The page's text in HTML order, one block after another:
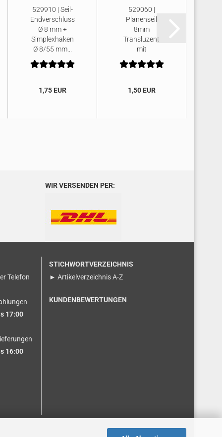
529910 | Seil-
Endverschluss
Ø 8 mm +
Simplexhaken
Ø 8/55 mm...
1,75 EUR
529060 |
Planenseil
8mm
Transluzent
mit
Sisaleinlage
1,50 EUR
WIR VERSENDEN PER:
Telefon
17:00
16:00
STICHWORTVERZEICHNIS
► Artikelverzeichnis A-Z
KUNDENBEWERTUNGEN